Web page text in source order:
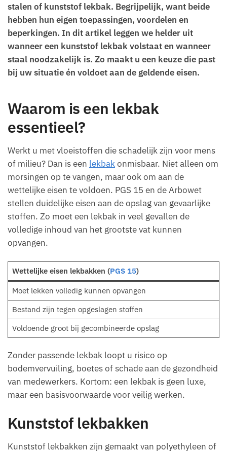
stalen of kunststof lekbak. Begrijpelijk, want beide
hebben hun eigen toepassingen, voordelen en
beperkingen. In dit artikel leggen we helder uit
wanneer een kunststof lekbak volstaat en wanneer
staal noodzakelijk is. Zo maakt u een keuze die past
bij uw situatie én voldoet aan de geldende eisen.
Waarom is een lekbak
essentieel?
Werkt u met vloeistoffen die schadelijk zijn voor mens
of milieu? Dan is een lekbakonmisbaar. Niet alleen om
morsingen op te vangen, maar ook om aan de
wettelijke eisen te voldoen. PGS 15 en de Arbowet
stellen duidelijke eisen aan de opslag van gevaarlijke
stoffen. Zo moet een lekbak in veel gevallen de
volledige inhoud van het grootste vat kunnen
opvangen.
Wettelijke eisen lekbakken (PGS 15)
Moet lekken volledig kunnen opvangen
Bestand zijn tegen opgeslagen stoffen
Voldoende groot bij gecombineerde opslag
Zonder passende lekbak loopt u risico op
bodemvervuiling, boetes of schade aan de gezondheid
van medewerkers. Kortom: een lekbak is geen luxe,
maar een basisvoorwaarde voor veilig werken.
Kunststof lekbakken
Kunststof lekbakken zijn gemaakt van polyethyleen of